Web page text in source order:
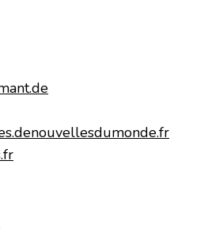
nouvellesdumonde.fr